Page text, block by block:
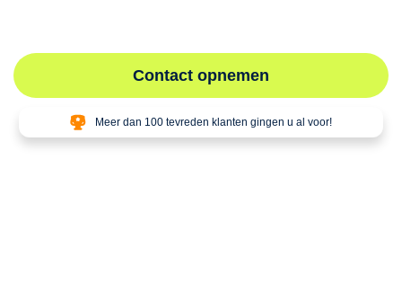
Contact opnemen
Meer dan 100 tevreden klanten gingen u al voor!